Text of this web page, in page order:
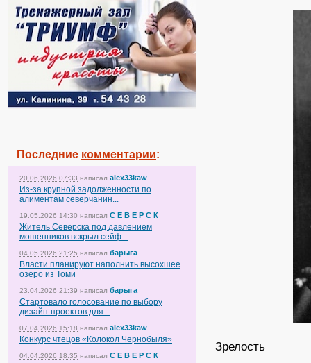
Последние комментарии:
20.06.2026 07:33 написал alex33kaw
Из-за крупной задолженности по
алиментам северчанин...
19.05.2026 14:30 написал С Е В Е Р С К
Житель Северска под давлением
мошенников вскрыл сейф...
04.05.2026 21:25 написал барыга
Власти планируют наполнить высохшее
озеро из Томи
23.04.2026 21:39 написал барыга
Стартовало голосование по выбору
дизайн-проектов для...
07.04.2026 15:18 написал alex33kaw
Конкурс чтецов «Колокол Чернобыля»
04.04.2026 18:35 написал С Е В Е Р С К
Зрелость